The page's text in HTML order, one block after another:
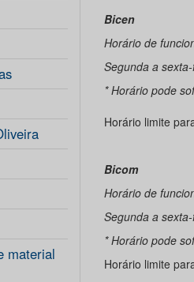
material
Bicen
Horário de
Segunda a
* Horário pode
Horário limite
Bicom
Horário de
Segunda a
* Horário pode
Horário limite